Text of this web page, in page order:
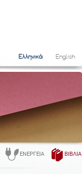
Ελληνικά English
ΕΝΈΡΓΕΙΑ ΒΙΒΛΊΑ